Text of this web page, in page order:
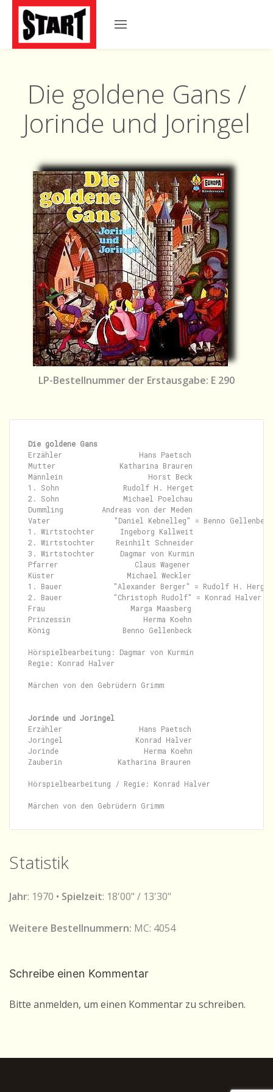
Die goldene Gans /
Jorinde und Joringel
LP-Bestellnummer der Erstausgabe: E 290
Die goldene Gans
Erzähler                  Hans Paetsch
Mutter               Katharina Brauren
Männlein                    Horst Beck
1. Sohn               Rudolf H. Herget
2. Sohn               Michael Poelchau
Dummling         Andreas von der Meden
Vater               "Daniel Kebnelleg" = Benno Gellenbeck
1. Wirtstochter      Ingeborg Kallweit
2. Wirtstochter     Reinhilt Schneider
3. Wirtstochter      Dagmar von Kurmin
Pfarrer                  Claus Wagener
Küster                 Michael Weckler
1. Bauer            "Alexander Berger" = Rudolf H. Herget
2. Bauer            "Christoph Rudolf" = Konrad Halver
Frau                    Marga Maasberg
Prinzessin                 Herma Koehn
König                 Benno Gellenbeck
Hörspielbearbeitung: Dagmar von Kurmin
Regie: Konrad Halver
Märchen von den Gebrüdern Grimm
Jorinde und Joringel
Erzähler                  Hans Paetsch
Joringel                 Konrad Halver
Jorinde                    Herma Koehn
Zauberin             Katharina Brauren
Hörspielbearbeitung / Regie: Konrad Halver
Statistik
Jahr: 1970 • Spielzeit: 18'00" / 13'30"
Weitere Bestellnummern: MC: 4054
Schreibe einen Kommentar
Bitte anmelden, um einen Kommentar zu schreiben.